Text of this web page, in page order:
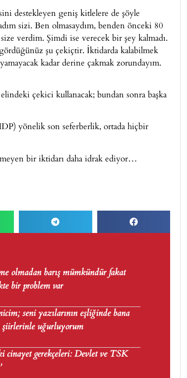
destekleyen geniş kitlelere de şöyle
sizi. Ben olmasaydım, benden önceki 80
size verdim. Şimdi ise verecek bir şey kalmadı.
şu çekiçtir. İktidarda kalabilmek
kadar derine çakmak zorundayım.
çekici kullanacak; bundan sonra başka
yönelik son seferberlik, ortada hiçbir
bir iktidarı daha idrak ediyor…
olmadan barış mümkündür fakat
bir problem var
seni yazılarının eşliğinde bana
şiirlerinle uğurluyorum
cinayet gerekçeleri: Devlet ve TSK